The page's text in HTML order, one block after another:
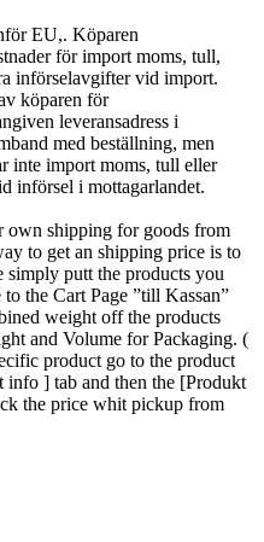
EU,. Köparen
för import moms, tull,
införselavgifter vid import.
köparen för
leveransadress i
med beställning, men
inte import moms, tull eller
införsel i mottagarlandet.
own shipping for goods from
to get an shipping price is to
putt the products you
the Cart Page ”till Kassan”
weight off the products
and Volume for Packaging. (
product go to the product
info ] tab and then the [Produkt
the price whit pickup from